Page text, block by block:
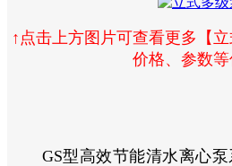
↑点击上方图片可查看更多【立
价格、参数等
GS型高效节能清水离心泵